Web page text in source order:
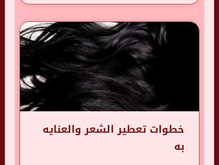
خطوات تعطير الشعر والعنايه
به